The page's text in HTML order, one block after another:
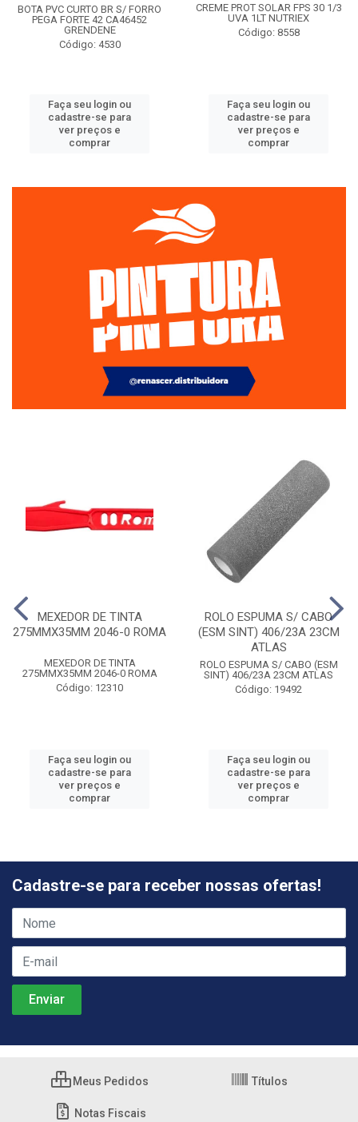
BOTA PVC CURTO BR S/ FORRO
PEGA FORTE 42 CA46452
GRENDENE
Código: 4530
Faça seu login ou
cadastre-se para
ver preços e
comprar
CREME PROT SOLAR FPS 30 1/3
UVA 1LT NUTRIEX
Código: 8558
Faça seu login ou
cadastre-se para
ver preços e
comprar
MEXEDOR DE TINTA
275MMX35MM 2046-0 ROMA
MEXEDOR DE TINTA
275MMX35MM 2046-0 ROMA
Código: 12310
Faça seu login ou
cadastre-se para
ver preços e
comprar
ROLO ESPUMA S/ CABO
(ESM SINT) 406/23A 23CM
ATLAS
ROLO ESPUMA S/ CABO (ESM
SINT) 406/23A 23CM ATLAS
Código: 19492
Faça seu login ou
cadastre-se para
ver preços e
comprar
Cadastre-se para receber nossas ofertas!
Meus Pedidos Títulos
Notas Fiscais